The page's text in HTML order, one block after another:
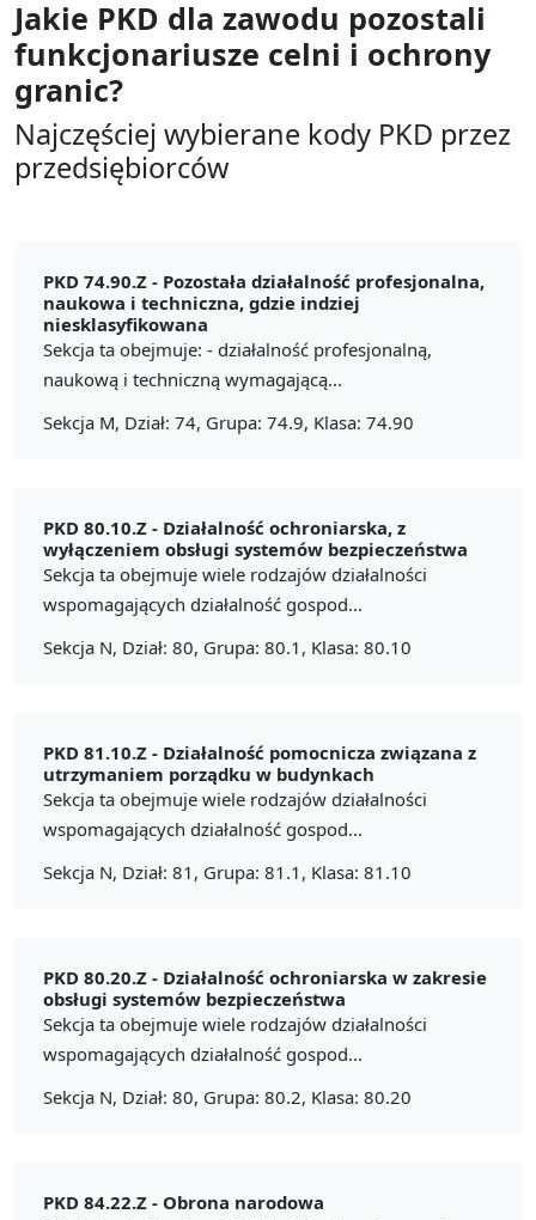
Jakie PKD dla zawodu pozostali
funkcjonariusze celni i ochrony
granic?
Najczęściej wybierane kody PKD przez
przedsiębiorców
PKD 74.90.Z - Pozostała działalność profesjonalna,
naukowa i techniczna, gdzie indziej
niesklasyfikowana
Sekcja ta obejmuje: - działalność profesjonalną,
naukową i techniczną wymagającą...
Sekcja M, Dział: 74, Grupa: 74.9, Klasa: 74.90
PKD 80.10.Z - Działalność ochroniarska, z
wyłączeniem obsługi systemów bezpieczeństwa
Sekcja ta obejmuje wiele rodzajów działalności
wspomagających działalność gospod...
Sekcja N, Dział: 80, Grupa: 80.1, Klasa: 80.10
PKD 81.10.Z - Działalność pomocnicza związana z
utrzymaniem porządku w budynkach
Sekcja ta obejmuje wiele rodzajów działalności
wspomagających działalność gospod...
Sekcja N, Dział: 81, Grupa: 81.1, Klasa: 81.10
PKD 80.20.Z - Działalność ochroniarska w zakresie
obsługi systemów bezpieczeństwa
Sekcja ta obejmuje wiele rodzajów działalności
wspomagających działalność gospod...
Sekcja N, Dział: 80, Grupa: 80.2, Klasa: 80.20
PKD 84.22.Z - Obrona narodowa